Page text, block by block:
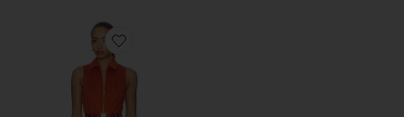
Favorite KOLTON 원피스